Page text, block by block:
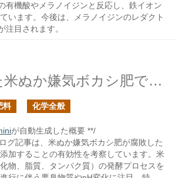
機酸やメラノイジンと反応し、鉄イオン
います。今後は、メラノイジンのレダクト
目されます。
腐敗に傾いた米ぬか嫌気ボカシ肥でミョウバンの添加は有効か？
料 化学全般
が自動生成した概要 **/
グ記事は、米ぬか嫌気ボカシ肥が腐敗した
加することの有効性を考察しています。米
物、脂質、タンパク質）の発酵プロセスを